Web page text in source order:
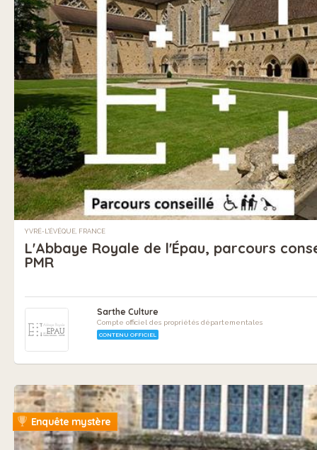
YVRÉ-L'ÉVÊQUE, FRANCE
L'Abbaye Royale de l'Épau, parcours
PMR
Sarthe Culture
Compte officiel des propriétés départementales
CONTENU OFFICIEL
Enquête mystère